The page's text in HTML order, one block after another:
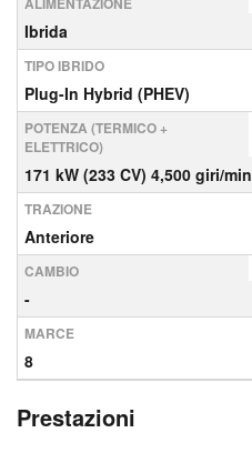
Ibrida
TIPO IBRIDO
Plug-In Hybrid (PHEV)
POTENZA (TERMICO +
ELETTRICO)
171 kW (233 CV) 4,500 giri/min
TRAZIONE
Anteriore
CAMBIO
-
MARCE
8
Prestazioni